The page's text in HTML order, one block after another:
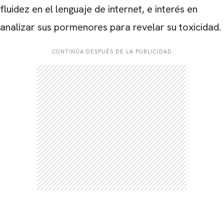
fluidez en el lenguaje de internet, e interés en
analizar sus pormenores para revelar su toxicidad.
CONTINÚA DESPUÉS DE LA PUBLICIDAD